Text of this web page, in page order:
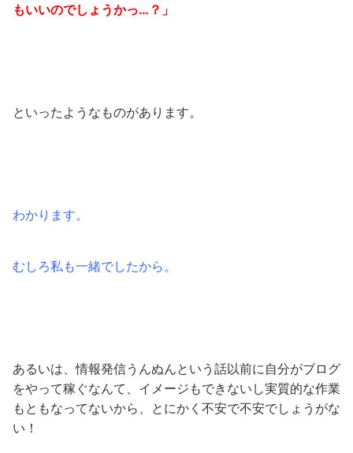
もいいのでしょうかっ…？」
といったようなものがあります。
わかります。
むしろ私も一緒でしたから。
あるいは、情報発信うんぬんという話以前に自分がブログ
をやって稼ぐなんて、イメージもできないし実質的な作業
もともなってないから、とにかく不安で不安でしょうがな
い！